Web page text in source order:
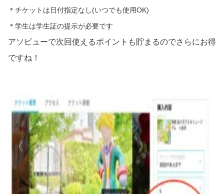
＊チケットは日付指定なし(いつでも使用OK)
＊学生は学生証の提示が必要です
アソビューで次回使えるポイントも貯まるのでさらにお得
ですね！